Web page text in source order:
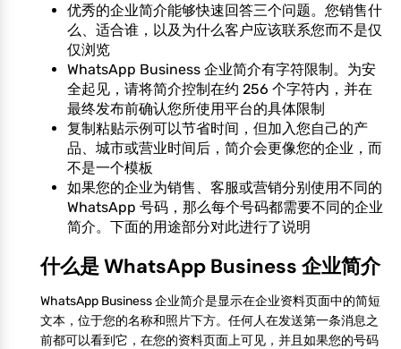
优秀的企业简介能够快速回答三个问题。您销售什
么、适合谁，以及为什么客户应该联系您而不是仅
仅浏览
WhatsApp Business 企业简介有字符限制。为安
全起见，请将简介控制在约 256 个字符内，并在
最终发布前确认您所使用平台的具体限制
复制粘贴示例可以节省时间，但加入您自己的产
品、城市或营业时间后，简介会更像您的企业，而
不是一个模板
如果您的企业为销售、客服或营销分别使用不同的
WhatsApp 号码，那么每个号码都需要不同的企业
简介。下面的用途部分对此进行了说明
什么是 WhatsApp Business 企业简介
WhatsApp Business 企业简介是显示在企业资料页面中的简短
文本，位于您的名称和照片下方。任何人在发送第一条消息之
前都可以看到它，在您的资料页面上可见，并且如果您的号码